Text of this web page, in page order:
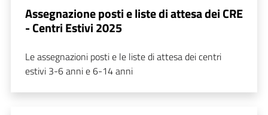
Assegnazione posti e liste di attesa dei CRE
- Centri Estivi 2025
Le assegnazioni posti e le liste di attesa dei centri
estivi 3-6 anni e 6-14 anni